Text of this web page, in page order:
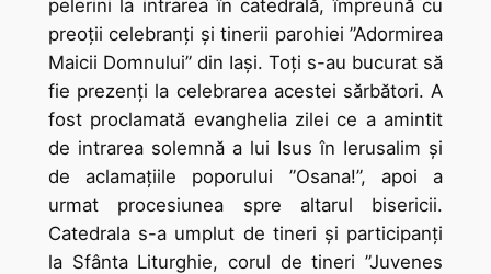
pelerini la intrarea în catedrală, împreună cu
preoții celebranți și tinerii parohiei ”Adormirea
Maicii Domnului” din Iași. Toți s-au bucurat să
fie prezenți la celebrarea acestei sărbători. A
fost proclamată evanghelia zilei ce a amintit
de intrarea solemnă a lui Isus în Ierusalim și
de aclamațiile poporului ”Osana!”, apoi a
urmat procesiunea spre altarul bisericii.
Catedrala s-a umplut de tineri și participanți
la Sfânta Liturghie, corul de tineri ”Juvenes